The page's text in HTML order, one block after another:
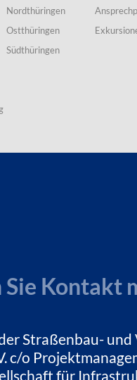
Nordthüringen
Ostthüringen
Südthüringen
Sie Kontakt
Straßenbau-
c/o
für